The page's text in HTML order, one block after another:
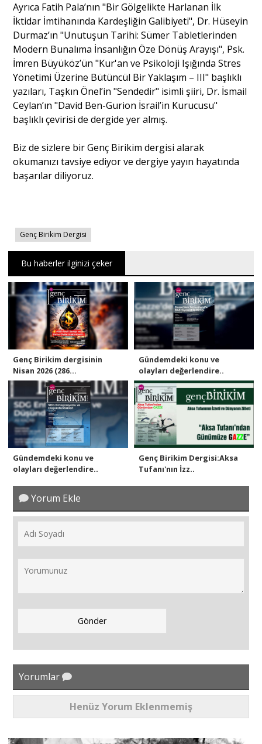
Ayrıca Fatih Pala’nın "Bir Gölgelikte Harlanan İlk
İktidar İmtihanında Kardeşliğin Galibiyeti", Dr. Hüseyin
Durmaz’ın "Unutuşun Tarihi: Sümer Tabletlerinden
Modern Bunalıma İnsanlığın Öze Dönüş Arayışı", Psk.
İmren Büyüköz’ün "Kur'an ve Psikoloji Işığında Stres
Yönetimi Üzerine Bütüncül Bir Yaklaşım – III" başlıklı
yazıları, Taşkın Önel’in "Sendedir" isimli şiiri, Dr. İsmail
Ceylan’ın "David Ben-Gurion İsrail’in Kurucusu"
başlıklı çevirisi de dergide yer almış.
Biz de sizlere bir Genç Birikim dergisi alarak
okumanızı tavsiye ediyor ve dergiye yayın hayatında
başarılar diliyoruz.
Genç Birikim Dergisi
Bu haberler ilginizi çeker
Genç Birikim dergisinin
Nisan 2026 (286...
Gündemdeki konu ve
olayları değerlendire..
Gündemdeki konu ve
olayları değerlendire..
Genç Birikim Dergisi:Aksa
Tufanı'nın İzz..
Yorum Ekle
Yorumlar
Henüz Yorum Eklenmemiş